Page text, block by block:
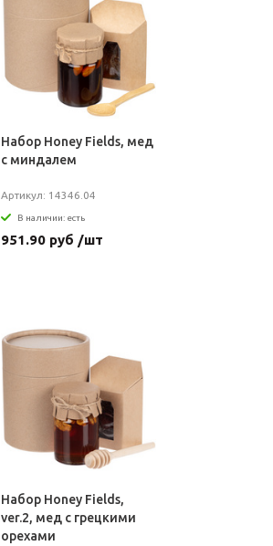
Набор Honey Fields, мед
с миндалем
Артикул: 14346.04
В наличии: есть
951.90 руб /шт
Набор Honey Fields,
ver.2, мед с грецкими
орехами